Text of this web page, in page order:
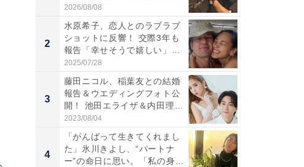
そ...
2026/08/08
2
水原希子、恋人とのラブラブ
ショットに反響！ 交際3年も
報告「幸せそうで嬉しい」
「...
2025/07/28
3
藤田ニコル、稲葉友との結婚
報告＆ウエディングフォト公
開！ 池田エライザ＆内田理
央...
2023/08/04
4
「がんばって生きてくれまし
た」氷川きよし、“パートナ
ー”の命日に思い。「私の身